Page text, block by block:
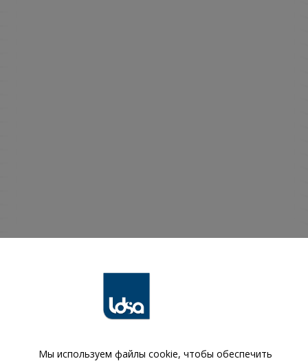
Мы используем файлы cookie, чтобы обеспечить